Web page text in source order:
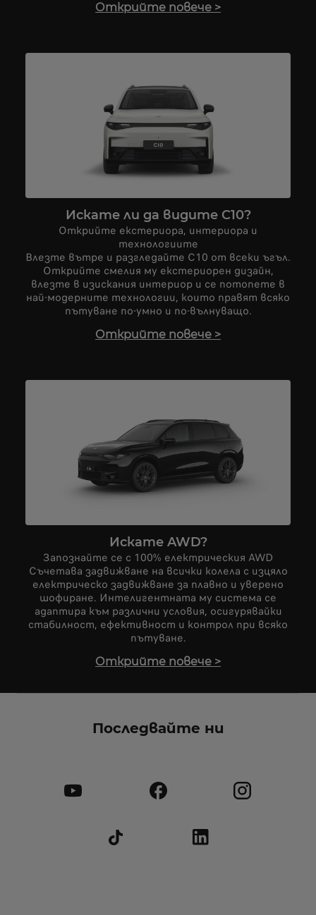
Открийте повече >
Искате ли да видите C10?
Открийте екстериора, интериора и
технологиите
Влезте вътре и разгледайте C10 от всеки ъгъл.
Открийте смелия му екстериорен дизайн,
влезте в изискания интериор и се потопете в
най-модерните технологии, които правят всяко
пътуване по-умно и по-вълнуващо.
Открийте повече >
Искате AWD?
Запознайте се с 100% електрическия AWD
Съчетава задвижване на всички колела с изцяло
електрическо задвижване за плавно и уверено
шофиране. Интелигентната му система се
адаптира към различни условия, осигурявайки
стабилност, ефективност и контрол при всяко
пътуване.
Открийте повече >
Последвайте ни